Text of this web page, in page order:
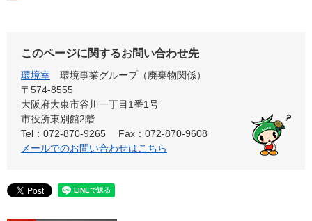
このページに関するお問い合わせ先
環境室
環境事業グループ（廃棄物関係）
〒574-8555
大阪府大東市谷川一丁目1番1号
市役所東別館2階
Tel：072-870-9265
Fax：072-870-9608
メールでのお問い合わせはこちら